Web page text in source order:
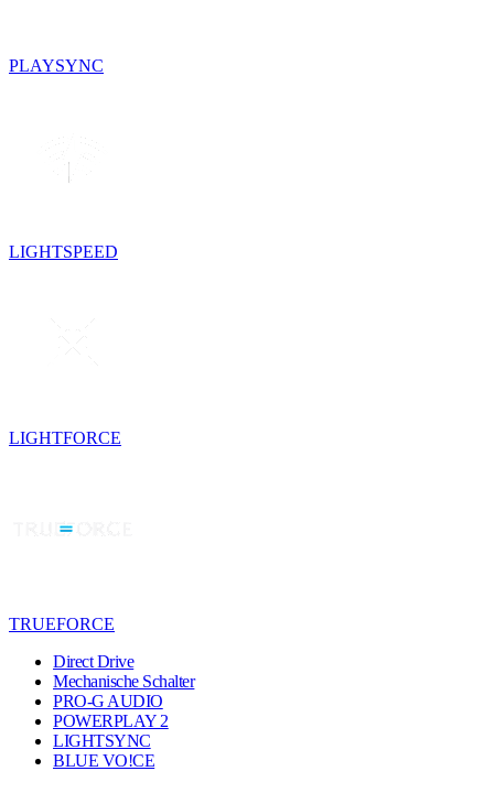
PLAYSYNC
LIGHTSPEED
LIGHTFORCE
TRUEFORCE
Direct Drive
Mechanische Schalter
PRO-G AUDIO
POWERPLAY 2
LIGHTSYNC
BLUE VO!CE